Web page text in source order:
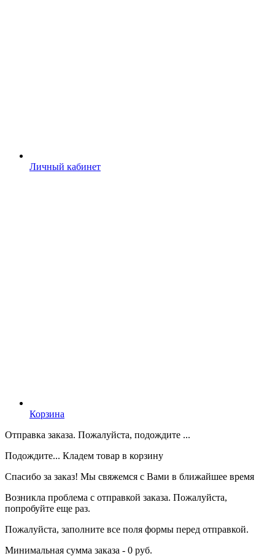
Личный кабинет
Корзина
Отправка заказа. Пожалуйста, подождите ...
Подождите... Кладем товар в корзину
Спасибо за заказ! Мы свяжемся с Вами в ближайшее время
Возникла проблема с отправкой заказа. Пожалуйста,
попробуйте еще раз.
Пожалуйста, заполните все поля формы перед отправкой.
Минимальная сумма заказа - 0 руб.